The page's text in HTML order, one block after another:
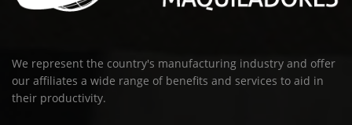
We represent the country's manufacturing industry and offer
our affiliates a wide range of benefits and services to aid in
their productivity.